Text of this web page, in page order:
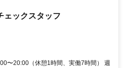
ェックスタッフ
〜20:00（休憩1時間、実働7時間） 週